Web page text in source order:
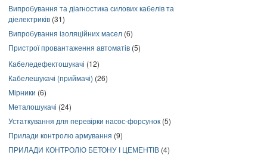
Випробування та діагностика силових кабелів та
діелектриків (31)
Випробування ізоляційних масел (6)
Пристрої провантаження автоматів (5)
Кабеледефектошукачі (12)
Кабелешукачі (приймачі) (26)
Мірники (6)
Металошукачі (24)
Устаткування для перевірки насос-форсунок (5)
Прилади контролю армування (9)
ПРИЛАДИ КОНТРОЛЮ БЕТОНУ І ЦЕМЕНТІВ (4)